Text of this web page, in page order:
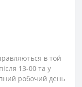
в той
13-00 та у
робочий день